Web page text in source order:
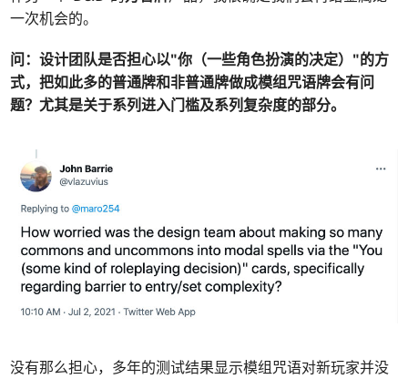
一次机会的。
问：设计团队是否担心以"你（一些角色扮演的决定）"的方
式，把如此多的普通牌和非普通牌做成模组咒语牌会有问
题？尤其是关于系列进入门槛及系列复杂度的部分。
没有那么担心，多年的测试结果显示模组咒语对新玩家并没